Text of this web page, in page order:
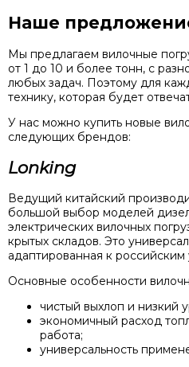
Наше
Мы предлагаем вилочные
от 1 до 10 и более тонн, с
любых задач. Поэтому для
технику, которая будет
У нас можно купить новые
следующих брендов:
Lonking
Ведущий китайский
большой выбор моделей
электрических вилочных
крытых складов. Это
адаптированная к российским
Основные особенности
чистый выхлоп и низкий
экономичный расход
работа;
универсальность